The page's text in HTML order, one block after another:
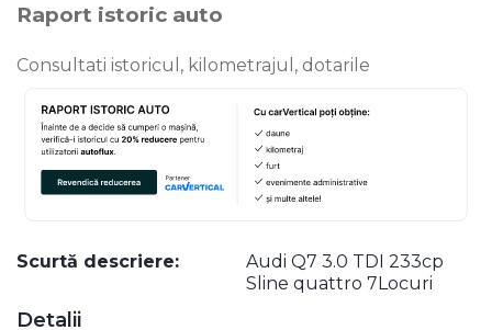
Raport istoric auto
Consultati istoricul, kilometrajul, dotarile
Scurtă descriere:
Audi Q7 3.0 TDI 233cp
Sline quattro 7Locuri
Detalii